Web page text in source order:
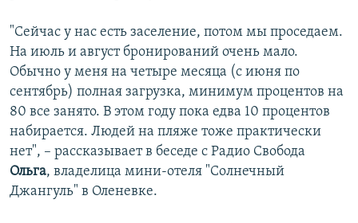
"Сейчас у нас есть заселение, потом мы проседаем.
На июль и август бронирований очень мало.
Обычно у меня на четыре месяца (с июня по
сентябрь) полная загрузка, минимум процентов на
80 все занято. В этом году пока едва 10 процентов
набирается. Людей на пляже тоже практически
нет", – рассказывает в беседе с Радио Свобода
Ольга, владелица мини-отеля "Солнечный
Джангуль" в Оленевке.